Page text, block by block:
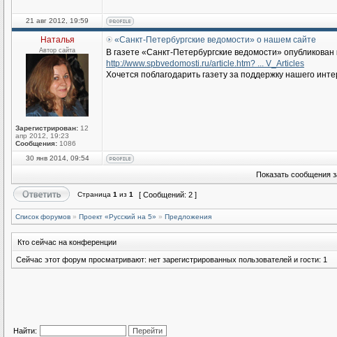
21 авг 2012, 19:59
Наталья
Автор сайта
Зарегистрирован: 12
апр 2012, 19:23
Сообщения: 1086
«Санкт-Петербургские ведомости» о нашем сайте
В газете «Санкт-Петербургские ведомости»
http://www.spbvedomosti.ru/article.htm? ... V_Articles
Хочется поблагодарить газету за поддержку нашего
30 янв 2014, 09:54
Показать сообщения
Страница 1 из 1 [ Сообщений: 2 ]
Список форумов » Проект «Русский на 5» » Предложения
Кто сейчас на конференции
Сейчас этот форум просматривают: нет зарегистрированных пользователей и гости: 1
Найти: